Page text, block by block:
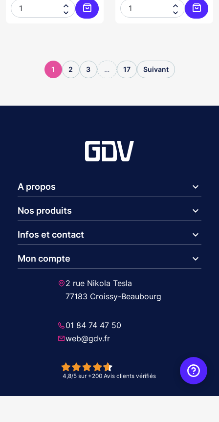


Ajouter au panier


1 2 3 … 17 Suivant
A propos expand_more
Nos produits expand_more
Infos et contact expand_more
Mon compte expand_more
2 rue Nikola Tesla
77183 Croissy-Beaubourg
01 84 74 47 50
web@gdv.fr